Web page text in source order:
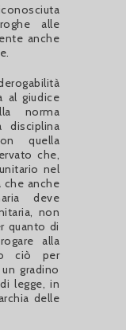
alle
anche
al giudice
norma
disciplina
quella
che,
nel
anche
deve
non
quanto di
alla
ciò per
gradino
legge, in
delle